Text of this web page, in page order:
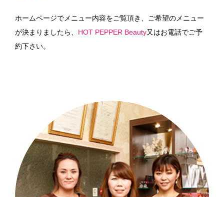
ホームページでメニュー内容をご覧頂き、ご希望のメニュー
が決まりましたら、 HOT PEPPER Beauty又はお電話でご予
約下さい。